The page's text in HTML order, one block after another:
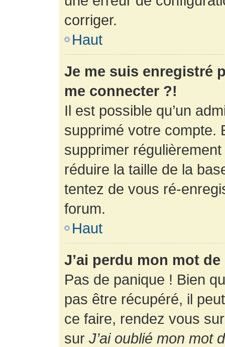
corriger.
Haut
Je me suis enregistré
me connecter ?!
Il est possible qu’un
supprimé votre compte.
supprimer
réduire la taille de la
tentez de vous ré-
forum.
Haut
J’ai perdu mon mot
Pas de panique ! Bien
pas être récupéré, il
ce faire, rendez vous
sur J’ai oublié mon mot